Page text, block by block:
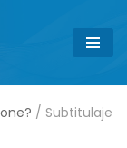
/ Subtitulaje